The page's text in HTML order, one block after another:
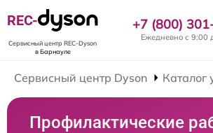
REC-
Сервисный центр REC-Dyson
в Барнауле
+7 (800)
Ежедневно с 9:00
Сервисный центр Dyson Каталог
Профилактические